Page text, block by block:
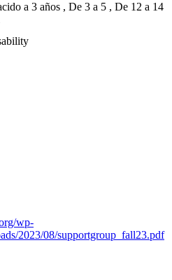
a 3 años , De 3 a 5 , De 12 a 14
wp-
2023/08/supportgroup_fall23.pdf